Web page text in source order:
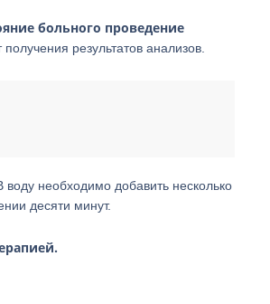
больного проведение
результатов анализов.
воду необходимо добавить несколько
десяти минут.